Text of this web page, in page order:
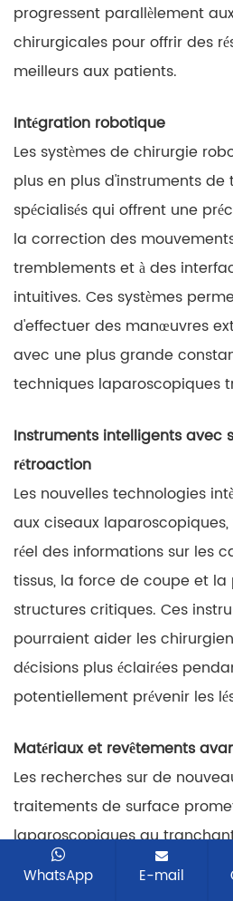
progressent parallèlement
chirurgicales pour offrir des
meilleurs aux patients.
Intégration robotique
Les systèmes de chirurgie
plus en plus d'instruments de
spécialisés qui offrent une
la correction des
tremblements et à des
intuitives. Ces systèmes
d'effectuer des manœuvres
avec une plus grande
techniques laparoscopiques
Instruments intelligents avec
rétroaction
Les nouvelles technologies
aux ciseaux
réel des informations sur les
tissus, la force de coupe et la
structures critiques. Ces
pourraient aider les
décisions plus éclairées
potentiellement prévenir les
Matériaux et revêtements
Les recherches sur de
traitements de surface
laparoscopiques au
propriétés d'interaction
WhatsApp E-mail